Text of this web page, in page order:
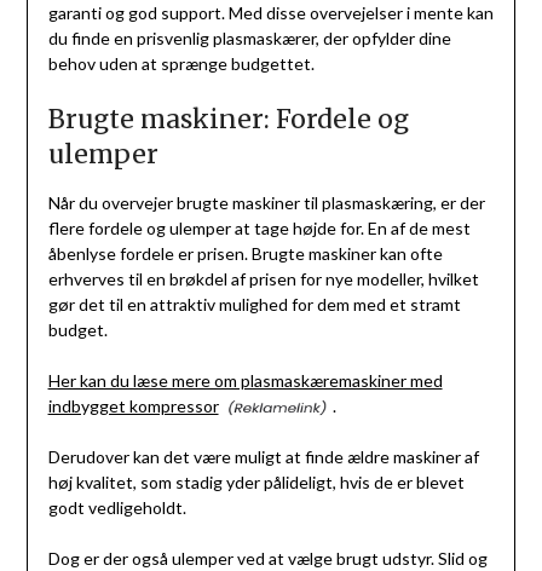
garanti og god support. Med disse overvejelser i mente kan
du finde en prisvenlig plasmaskærer, der opfylder dine
behov uden at sprænge budgettet.
Brugte maskiner: Fordele og
ulemper
Når du overvejer brugte maskiner til plasmaskæring, er der
flere fordele og ulemper at tage højde for. En af de mest
åbenlyse fordele er prisen. Brugte maskiner kan ofte
erhverves til en brøkdel af prisen for nye modeller, hvilket
gør det til en attraktiv mulighed for dem med et stramt
budget.
Her kan du læse mere om plasmaskæremaskiner med
indbygget kompressor
.
Derudover kan det være muligt at finde ældre maskiner af
høj kvalitet, som stadig yder pålideligt, hvis de er blevet
godt vedligeholdt.
Dog er der også ulemper ved at vælge brugt udstyr. Slid og